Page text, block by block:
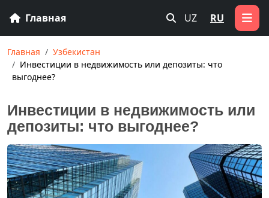
Главная UZ RU
Главная
Узбекистан
Инвестиции в недвижимость или депозиты: что
выгоднее?
Инвестиции в недвижимость или
депозиты: что выгоднее?